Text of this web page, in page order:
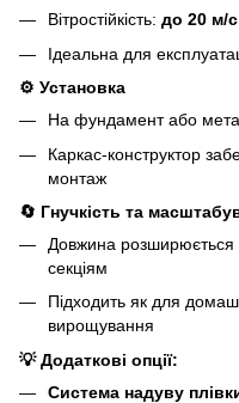
Вітростійкість: до 20 м/с
Ідеальна для
⚙️ Установка
На фундамент або
Каркас-конструктор
монтаж
🔄 Гнучкість та
Довжина розширюється
секціям
Підходить як для
вирощування
💡Додаткові опції:
Система надуву